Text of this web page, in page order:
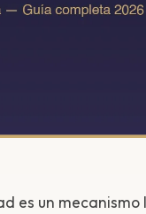
es un